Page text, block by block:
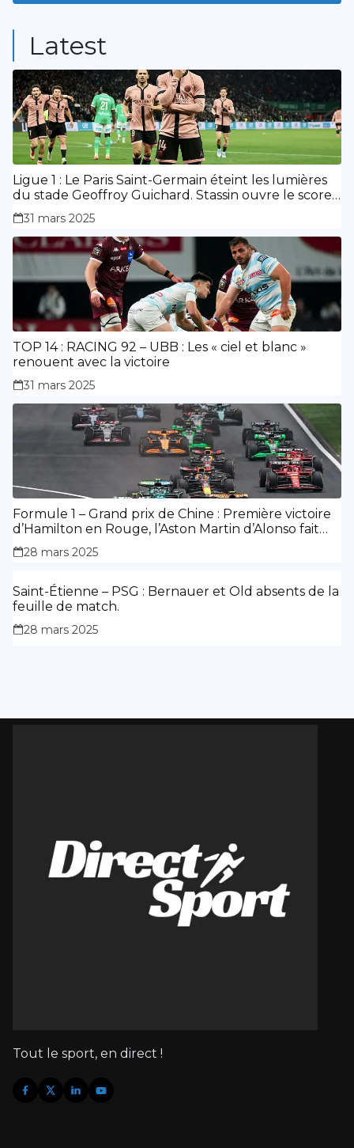
Latest
Ligue 1 : Le Paris Saint-Germain éteint les lumières
du stade Geoffroy Guichard. Stassin ouvre le score,
doublé de Doué.
31 mars 2025
TOP 14 : RACING 92 – UBB : Les « ciel et blanc »
renouent avec la victoire
31 mars 2025
Formule 1 – Grand prix de Chine : Première victoire
d’Hamilton en Rouge, l’Aston Martin d’Alonso fait
des siennes.
28 mars 2025
Saint-Étienne – PSG : Bernauer et Old absents de la
feuille de match.
28 mars 2025
Tout le sport, en direct !